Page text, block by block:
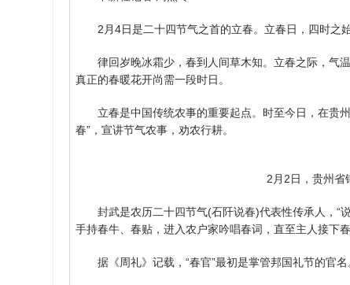
2月4日是二十四节气之首的立春。立春日，四时之始
律回岁晚冰霜少，春到人间草木知。立春之际，气温
真正的春暖花开尚需一段时日。
立春是中国传统农事的重要起点。时至今日，在贵州
春”，宣讲节气农事，劝农行耕。
2月2日，贵州省
封武是农历二十四节气(石阡说春)代表性传承人，“说
手持春牛、春贴，进入农户家吟唱春词，直至主人接下
据《周礼》记载，“春官”最初是掌管邦国礼节的官名